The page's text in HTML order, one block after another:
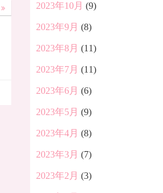
2023年10月 (9)
2023年9月 (8)
2023年8月 (11)
2023年7月 (11)
2023年6月 (6)
2023年5月 (9)
2023年4月 (8)
2023年3月 (7)
2023年2月 (3)